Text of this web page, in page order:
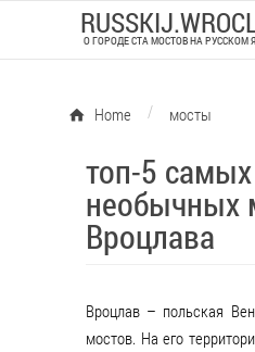
О ГОРОДЕ СТА МОСТОВ НА РУССКОМ
Home / мосты
топ-5 самых
необычных
Вроцлава
Вроцлав – польская
мостов. На его